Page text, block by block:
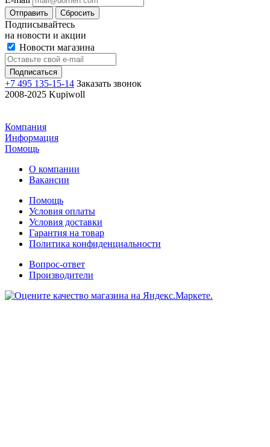
Отправить Сбросить
Подписывайтесь
на новости и акции
Новости магазина
+7 495 135-15-14 Заказать звонок
2008-2025 Kupiwoll
Компания
Информация
Помощь
О компании
Вакансии
Помощь
Условия оплаты
Условия доставки
Гарантия на товар
Политика конфиденциальности
Вопрос-ответ
Производители